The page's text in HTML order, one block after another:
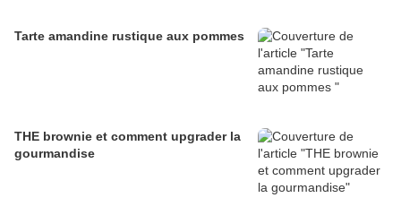
Tarte amandine rustique aux pommes
THE brownie et comment upgrader la
gourmandise